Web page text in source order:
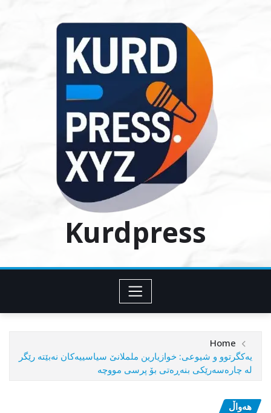
Kurdpress
Home
یەکگرتوو و شیوعی: خوازیارین ململانێ سیاسییەكان نەبێتە رێگر
لە چارەسەرێكی بنەڕەتی بۆ پرسی مووچە
هەواڵ